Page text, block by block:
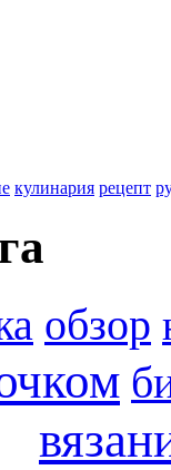
кулинария рецепт
обзор